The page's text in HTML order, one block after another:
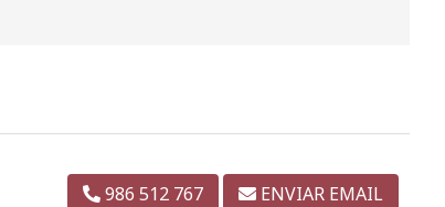
986 512 767 ENVIAR EMAIL